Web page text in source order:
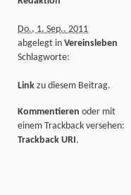
Do., 1. Sep.. 2011
abgelegt in Vereinsleben
Schlagworte:
Link zu diesem Beitrag.
Kommentieren oder mit
einem Trackback versehen:
Trackback URI.